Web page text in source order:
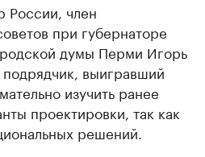
России, член
при губернаторе
думы Перми Игорь
подрядчик, выигравший
изучить ранее
проектировки, так как
решений.